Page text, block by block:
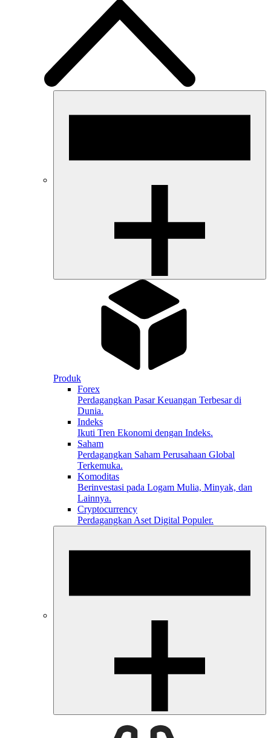
Produk
Forex
Perdagangkan Pasar Keuangan Terbesar di
Dunia.
Indeks
Ikuti Tren Ekonomi dengan Indeks.
Saham
Perdagangkan Saham Perusahaan Global
Terkemuka.
Komoditas
Berinvestasi pada Logam Mulia, Minyak, dan
Lainnya.
Cryptocurrency
Perdagangkan Aset Digital Populer.